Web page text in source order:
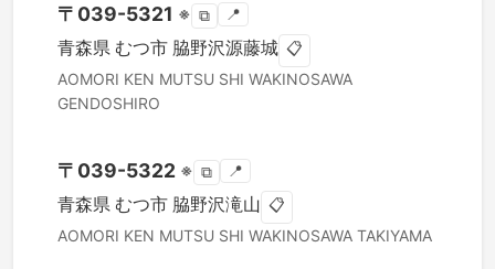
〒 039-5321 ※ ⧉ 📍
青森県 むつ市 脇野沢源藤城 📋
AOMORI KEN MUTSU SHI WAKINOSAWA
GENDOSHIRO
〒 039-5322 ※ ⧉ 📍
青森県 むつ市 脇野沢滝山 📋
AOMORI KEN MUTSU SHI WAKINOSAWA TAKIYAMA